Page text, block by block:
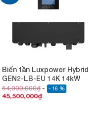
Biến tần Luxpower Hybrid
GEN2-LB-EU 14K 14kW
54,000,000₫ - 16 %
45,500,000₫